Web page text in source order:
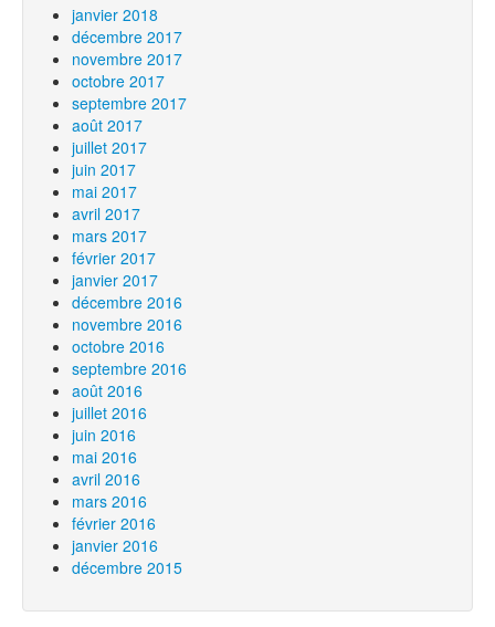
janvier 2018
décembre 2017
novembre 2017
octobre 2017
septembre 2017
août 2017
juillet 2017
juin 2017
mai 2017
avril 2017
mars 2017
février 2017
janvier 2017
décembre 2016
novembre 2016
octobre 2016
septembre 2016
août 2016
juillet 2016
juin 2016
mai 2016
avril 2016
mars 2016
février 2016
janvier 2016
décembre 2015